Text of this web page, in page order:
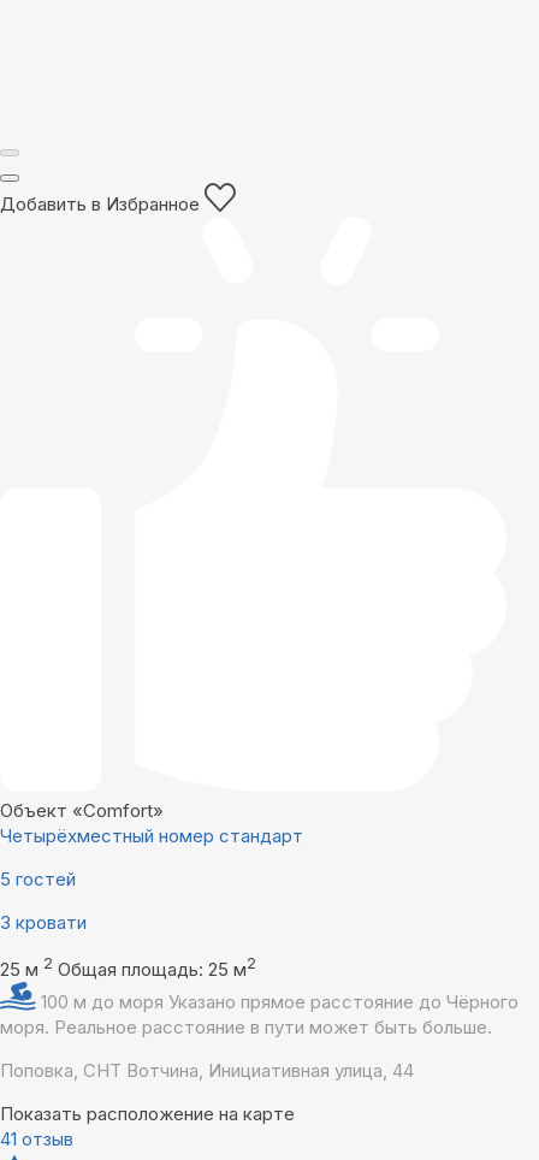
Добавить в Избранное
Объект «Comfort»
Четырёхместный номер стандарт
5 гостей
3 кровати
25 м 2 Общая площадь: 25 м2
100 м до моря Указано прямое расстояние до Чёрного
моря. Реальное расстояние в пути может быть больше.
Поповка, СНТ Вотчина, Инициативная улица, 44
Показать расположение на карте
41 отзыв